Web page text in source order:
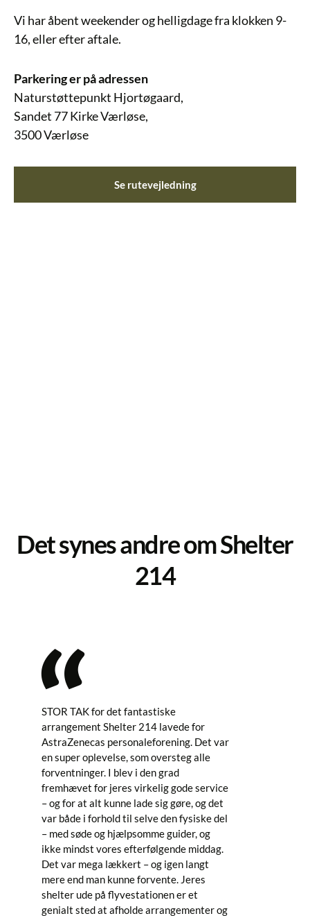
Vi har åbent weekender og helligdage fra klokken 9-
16, eller efter aftale.
Parkering er på adressen
Naturstøttepunkt Hjortøgaard,
Sandet 77 Kirke Værløse,
3500 Værløse
Se rutevejledning
Det synes andre om Shelter
214
STOR TAK for det fantastiske
arrangement Shelter 214 lavede for
AstraZenecas personaleforening. Det var
en super oplevelse, som oversteg alle
forventninger. I blev i den grad
fremhævet for jeres virkelig gode service
– og for at alt kunne lade sig gøre, og det
var både i forhold til selve den fysiske del
– med søde og hjælpsomme guider, og
ikke mindst vores efterfølgende middag.
Det var mega lækkert – og igen langt
mere end man kunne forvente. Jeres
shelter ude på flyvestationen er et
genialt sted at afholde arrangementer og